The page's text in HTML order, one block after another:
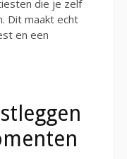
die je zelf
Dit maakt echt
en een